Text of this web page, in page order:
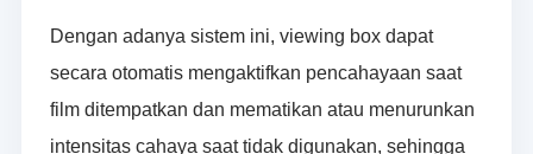
Dengan adanya sistem ini, viewing box dapat
secara otomatis mengaktifkan pencahayaan saat
film ditempatkan dan mematikan atau menurunkan
intensitas cahaya saat tidak digunakan, sehingga